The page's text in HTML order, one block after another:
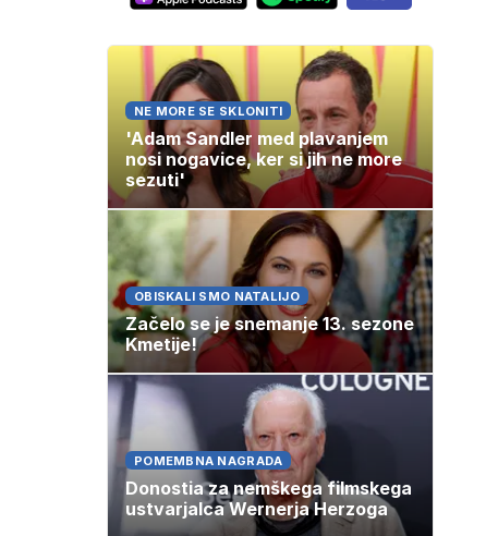
NE MORE SE SKLONITI
'Adam Sandler med plavanjem
nosi nogavice, ker si jih ne more
sezuti'
OBISKALI SMO NATALIJO
Začelo se je snemanje 13. sezone
Kmetije!
POMEMBNA NAGRADA
Donostia za nemškega filmskega
ustvarjalca Wernerja Herzoga